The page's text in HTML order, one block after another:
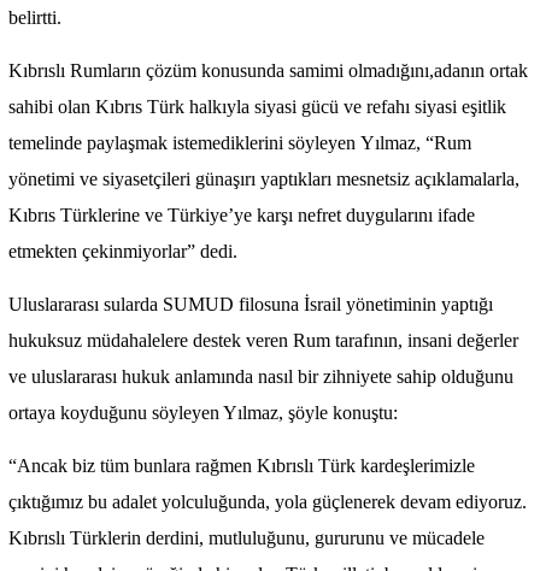
belirtti.
Kıbrıslı Rumların çözüm konusunda samimi olmadığını,adanın ortak
sahibi olan Kıbrıs Türk halkıyla siyasi gücü ve refahı siyasi eşitlik
temelinde paylaşmak istemediklerini söyleyen Yılmaz, “Rum
yönetimi ve siyasetçileri günaşırı yaptıkları mesnetsiz açıklamalarla,
Kıbrıs Türklerine ve Türkiye’ye karşı nefret duygularını ifade
etmekten çekinmiyorlar” dedi.
Uluslararası sularda SUMUD filosuna İsrail yönetiminin yaptığı
hukuksuz müdahalelere destek veren Rum tarafının, insani değerler
ve uluslararası hukuk anlamında nasıl bir zihniyete sahip olduğunu
ortaya koyduğunu söyleyen Yılmaz, şöyle konuştu:
“Ancak biz tüm bunlara rağmen Kıbrıslı Türk kardeşlerimizle
çıktığımız bu adalet yolculuğunda, yola güçlenerek devam ediyoruz.
Kıbrıslı Türklerin derdini, mutluluğunu, gururunu ve mücadele